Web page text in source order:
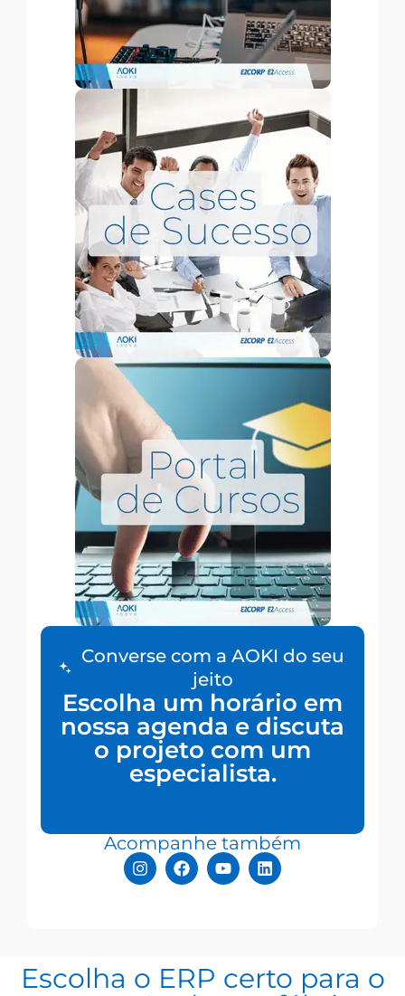
Converse com a AOKI do seu
jeito
Escolha um horário em
nossa agenda e discuta
o projeto com um
especialista.
Acompanhe também
Escolha o ERP certo para o